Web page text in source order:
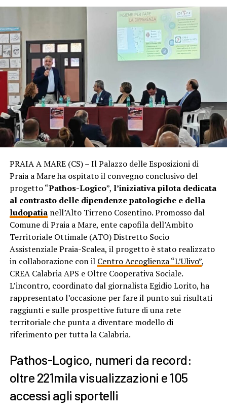
PRAIA A MARE (CS) – Il Palazzo delle Esposizioni di
Praia a Mare ha ospitato il convegno conclusivo del
progetto “Pathos-Logico”, l’iniziativa pilota dedicata
al contrasto delle dipendenze patologiche e della
ludopatianell’Alto Tirreno Cosentino. Promosso dal
Comune di Praia a Mare, ente capofila dell’Ambito
Territoriale Ottimale (ATO) Distretto Socio
Assistenziale Praia-Scalea, il progetto è stato realizzato
in collaborazione con il Centro Accoglienza “L’Ulivo”,
CREA Calabria APS e Oltre Cooperativa Sociale.
L’incontro, coordinato dal giornalista Egidio Lorito, ha
rappresentato l’occasione per fare il punto sui risultati
raggiunti e sulle prospettive future di una rete
territoriale che punta a diventare modello di
riferimento per tutta la Calabria.
Pathos-Logico, numeri da record:
oltre 221mila visualizzazioni e 105
accessi agli sportelli